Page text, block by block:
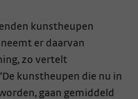
kunstheupen
er daarvan
zo vertelt
kunstheupen die nu in
gaan gemiddeld